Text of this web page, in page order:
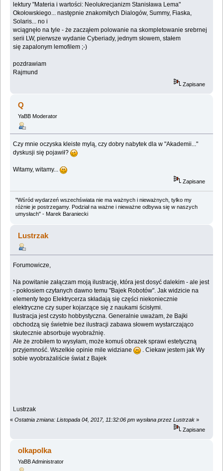
lektury "Materia i wartości: Neolukrecjanizm Stanisława Lema"
Okołowskiego... następnie znakomitych Dialogów, Summy, Fiaska,
Solaris... no i
wciągnęło na tyle - że zacząłem polowanie na skompletowanie srebrnej
serii LW, pierwsze wydanie Cyberiady, jednym słowem, stałem
się zapalonym lemofilem ;-)
pozdrawiam
Rajmund
Zapisane
Q
YaBB Moderator
Czy mnie oczyska kleiste mylą, czy dobry nabytek dla w "Akademii..."
dyskusji się pojawił?
Witamy, witamy...
Zapisane
"Wśród wydarzeń wszechświata nie ma ważnych i nieważnych, tylko my
różnie je postrzegamy. Podział na ważne i nieważne odbywa się w naszych
umysłach" - Marek Baraniecki
Lustrzak
Forumowicze,
Na powitanie załączam moją ilustrację, która jest dosyć dalekim - ale jest
- pokłosiem czytanych dawno temu "Bajek Robotów". Jak widzicie na
elementy tego Elektrycerza składają się części niekoniecznie
elektryczne czy super kojarzące się z naukami ścisłymi.
Ilustracja jest czysto hobbystyczna. Generalnie uważam, że Bajki
obchodzą się świetnie bez ilustracji zabawa słowem wystarczająco
skutecznie absorbuje wyobraźnię.
Ale że zrobiłem to wysyłam, może komuś obrazek sprawi estetyczną
przyjemność. Wszelkie opinie mile widziane
. Ciekaw jestem jak Wy
sobie wyobrażaliście świat z Bajek
Lustrzak
« Ostatnia zmiana: Listopada 04, 2017, 11:32:06 pm wysłana przez Lustrzak »
Zapisane
olkapolka
YaBB Administrator